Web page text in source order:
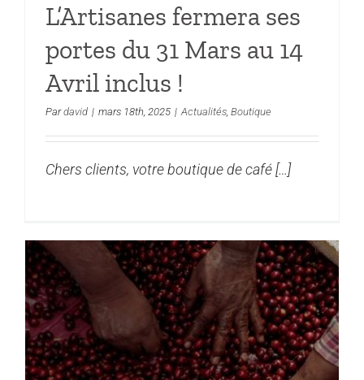
L’Artisanes fermera ses
portes du 31 Mars au 14
Avril inclus !
Pardavid | mars 18th, 2025 | Actualités, Boutique
Chers clients, votre boutique de café […]